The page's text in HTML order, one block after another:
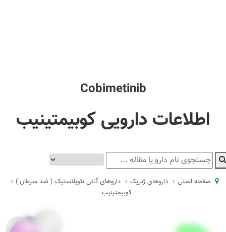
Cobimetinib
اطلاعات دارویی کوبیمتینیب
صفحه اصلی داروهای ژنریک
داروهای آنتی نئوپلاستیک ( ضد سرطان )
کوبیمتینیب